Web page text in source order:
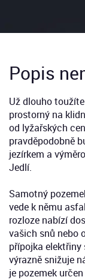
Popis
Už dlouho
prostorný na
od lyžařských
pravděpodobně
jezírkem a
Jedlí.
Samotný
vede k němu
rozloze nabízí
vašich snů nebo
přípojka
výrazně snižuje
je pozemek